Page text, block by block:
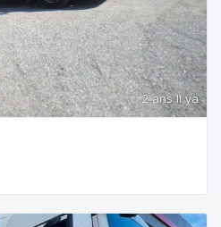
2 ans Il ya